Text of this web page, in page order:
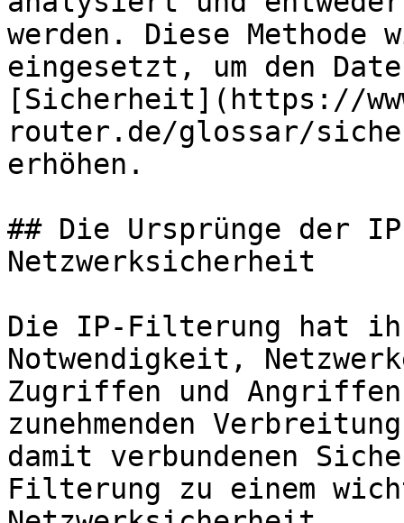
werden. Diese
eingesetzt, um den
[Sicherheit](https://
router.de/glossar/
erhöhen.
## Die Ursprünge der
Netzwerksicherheit
Die IP-Filterung hat
Notwendigkeit,
Zugriffen und
zunehmenden
damit verbundenen
Filterung zu einem